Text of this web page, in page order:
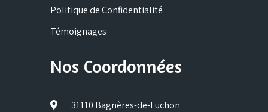
Politique de Confidentialité
Témoignages
Nos Coordonnées
31110 Bagnères-de-Luchon